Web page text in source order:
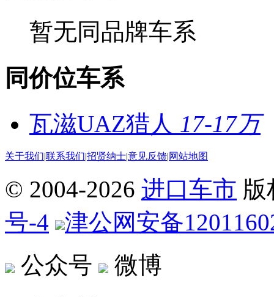
暂无同品牌车系
同价位车系
瓦滋UAZ猎人 17-17万
关于我们|联系我们|招贤纳士|意见反馈|网站地图
© 2004-2026 进口车市
号-4
津公网安备
公众号
微博